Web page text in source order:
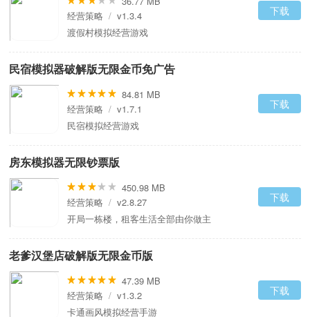
经营策略 / v1.3.4
渡假村模拟经营游戏
下载
民宿模拟器破解版无限金币免广告
84.81 MB
经营策略 / v1.7.1
民宿模拟经营游戏
下载
房东模拟器无限钞票版
450.98 MB
经营策略 / v2.8.27
开局一栋楼，租客生活全部由你做主
下载
老爹汉堡店破解版无限金币版
47.39 MB
经营策略 / v1.3.2
卡通画风模拟经营手游
下载